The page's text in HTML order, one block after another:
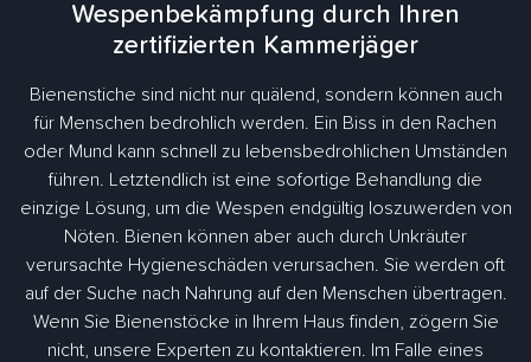
Wespenbekämpfung durch Ihren
zertifizierten Kammerjäger
Bienenstiche sind nicht nur quälend, sondern können auch
für Menschen bedrohlich werden. Ein Biss in den Rachen
oder Mund kann schnell zu lebensbedrohlichen Umständen
führen. Letztendlich ist eine sofortige Behandlung die
einzige Lösung, um die Wespen endgültig loszuwerden von
Nöten. Bienen können aber auch durch Unkräuter
verursachte Hygieneschäden verursachen. Sie werden oft
auf der Suche nach Nahrung auf den Menschen übertragen.
Wenn Sie Bienenstöcke in Ihrem Haus finden, zögern Sie
nicht, unsere Experten zu kontaktieren. Im Falle eines